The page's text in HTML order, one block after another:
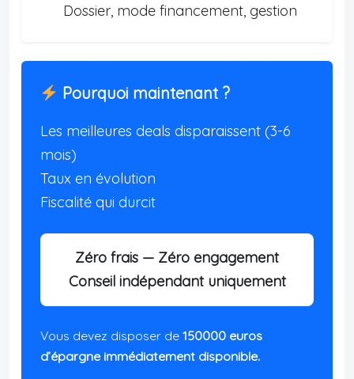
Dossier, mode financement, gestion
Pourquoi maintenant ?
Les meilleures deals disparaissent (3-6
mois)
Taux en évolution
Fiscalité qui durcit
Zéro frais — Zéro engagement
Conseil indépendant uniquement
Vous devez disposer de 150000 euros
d’épargne immédiatement disponible.